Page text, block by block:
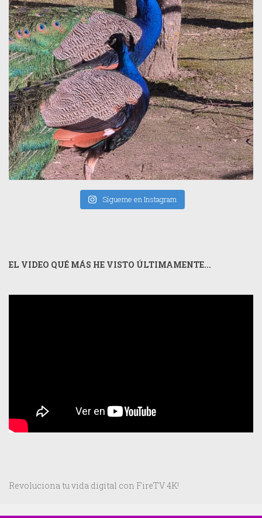
Sígueme en Instagram
EL VIDEO QUÉ MÁS HE VISTO ÚLTIMAMENTE...
Revoluciona tu vida digital con FireTV 4K!